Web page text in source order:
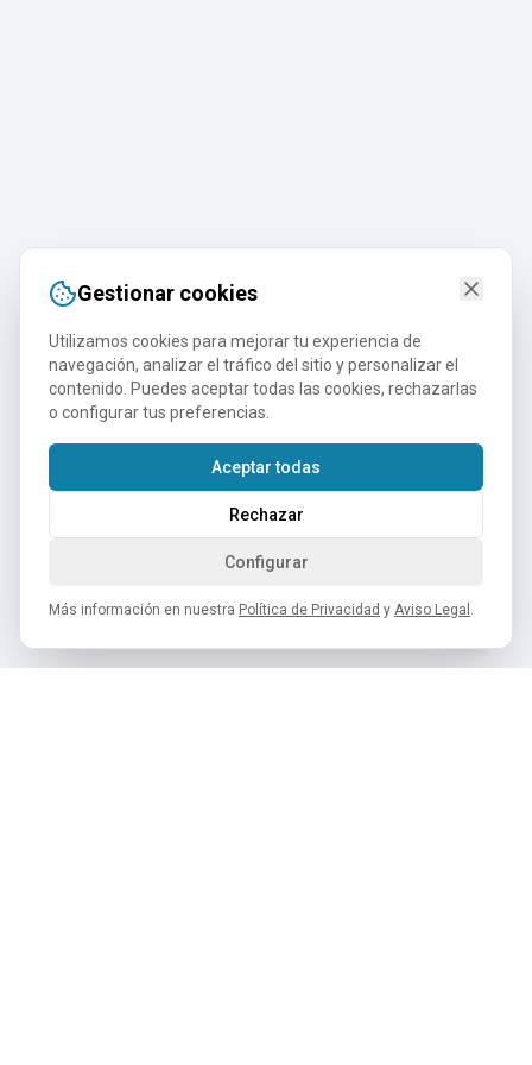
Gestionar cookies
Utilizamos cookies para mejorar tu experiencia de
navegación, analizar el tráfico del sitio y personalizar el
contenido. Puedes aceptar todas las cookies, rechazarlas
o configurar tus preferencias.
Aceptar todas
Rechazar
Configurar
Más información en nuestra Política de Privacidad y Aviso Legal .